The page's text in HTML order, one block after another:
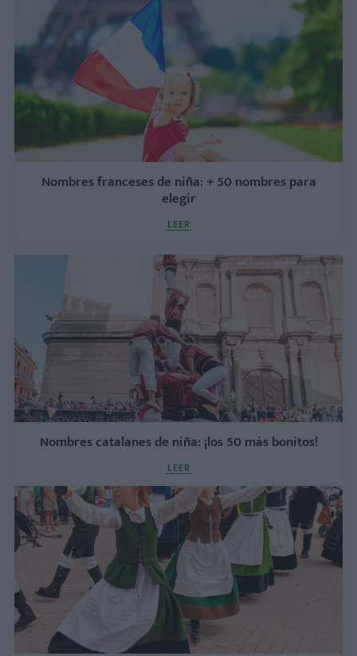
Nombres franceses de niña: + 50 nombres para
elegir
LEER
Nombres catalanes de niña: ¡los 50 más bonitos!
LEER